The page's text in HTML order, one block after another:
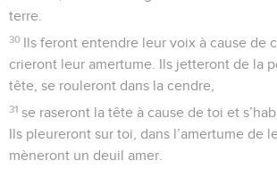
terre.
30 Ils feront entendre leur voix à cause de
crieront leur amertume. Ils jetteront de la
tête, se rouleront dans la cendre,
31 se raseront la tête à cause de toi et
Ils pleureront sur toi, dans l’amertume de
mèneront un deuil amer.